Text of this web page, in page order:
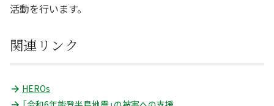
活動を行います。
関連リンク
HEROs